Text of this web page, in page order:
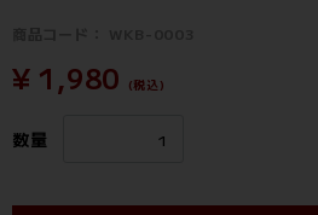
¥ 1,980 (税込)
数量